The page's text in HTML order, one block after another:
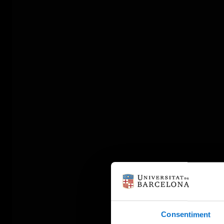
Consentiment